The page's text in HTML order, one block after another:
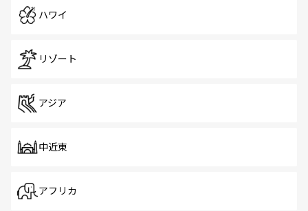
ハワイ
リゾート
アジア
中近東
アフリカ